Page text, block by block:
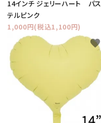
14インチ ジェリーハート パス
テルピンク
1,000円(税込1,100円)
favorite